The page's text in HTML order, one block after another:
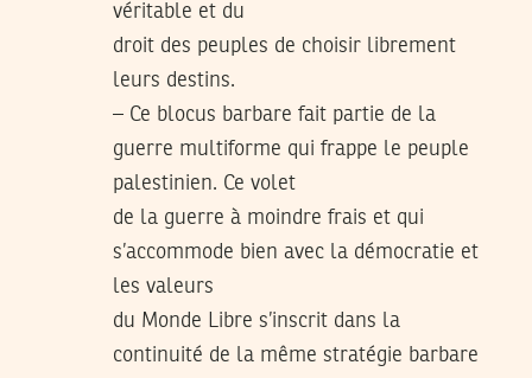
véritable et du
droit des peuples de choisir librement
leurs destins.
– Ce blocus barbare fait partie de la
guerre multiforme qui frappe le peuple
palestinien. Ce volet
de la guerre à moindre frais et qui
s’accommode bien avec la démocratie et
les valeurs
du Monde Libre s’inscrit dans la
continuité de la même stratégie barbare